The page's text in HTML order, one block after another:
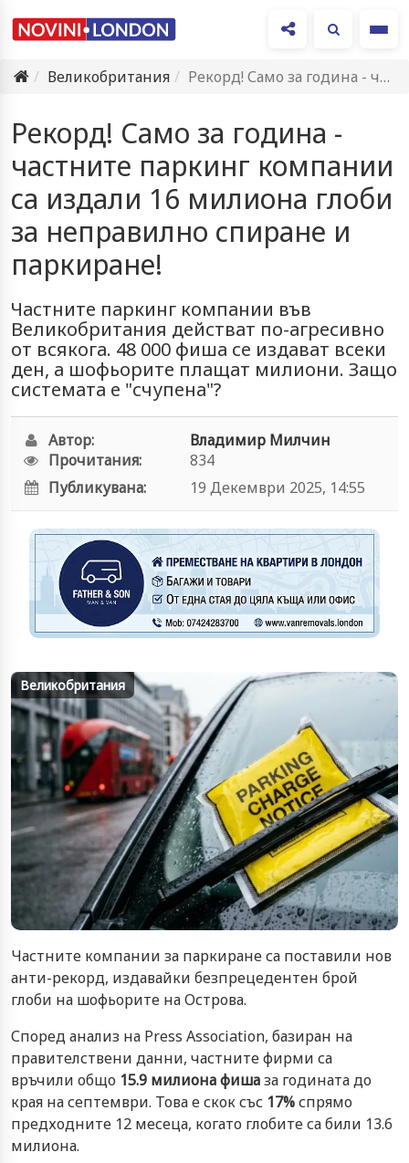
Великобритания
Рекорд! Само за година - частните паркинг компании са издали…
Рекорд! Само за година -
частните паркинг компании
са издали 16 милиона глоби
за неправилно спиране и
паркиране!
Частните паркинг компании във
Великобритания действат по-агресивно
от всякога. 48 000 фиша се издават всеки
ден, а шофьорите плащат милиони. Защо
системата е "счупена"?
Автор:
Владимир Милчин
Прочитания:
834
Публикувана:
19 Декември 2025, 14:55
Великобритания
Частните компании за паркиране са поставили нов
анти-рекорд, издавайки безпрецедентен брой
глоби на шофьорите на Острова.
Според анализ на Press Association, базиран на
правителствени данни, частните фирми са
връчили общо 15.9 милиона фишаза годината до
края на септември. Това е скок със 17%спрямо
предходните 12 месеца, когато глобите са били 13.6
милиона.